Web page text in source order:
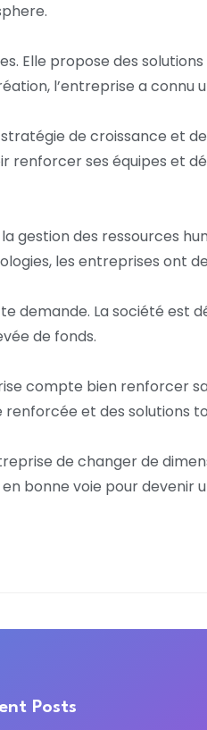
Elle propose des
l’entreprise a connu
de croissance et
renforcer ses équipes et
gestion des ressources
les entreprises ont
demande. La société est
de fonds.
compte bien renforcer
et des solutions
de changer de
bonne voie pour devenir
Posts